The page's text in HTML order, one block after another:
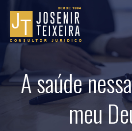
A saúde
meu